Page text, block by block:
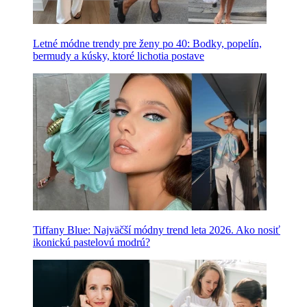
Letné módne trendy pre ženy po 40: Bodky, popelín,
bermudy a kúsky, ktoré lichotia postave
Tiffany Blue: Najväčší módny trend leta 2026. Ako nosiť
ikonickú pastelovú modrú?